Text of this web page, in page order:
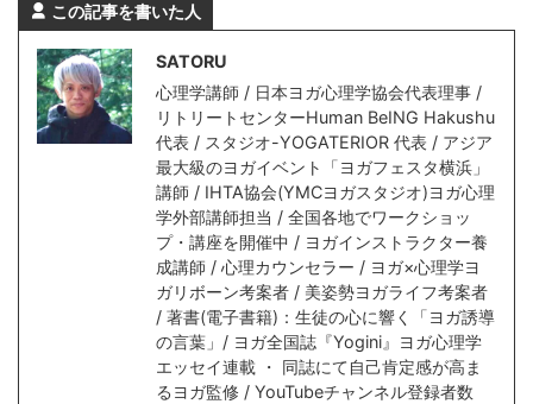
この記事を書いた人
SATORU
心理学講師 / 日本ヨガ心理学協会代表理事 /
リトリートセンターHuman BeING Hakushu
代表 / スタジオ-YOGATERIOR 代表 / アジア
最大級のヨガイベント「ヨガフェスタ横浜」
講師 / IHTA協会(YMCヨガスタジオ)ヨガ心理
学外部講師担当 / 全国各地でワークショッ
プ・講座を開催中 / ヨガインストラクター養
成講師 / 心理カウンセラー / ヨガ×心理学ヨ
ガリボーン考案者 / 美姿勢ヨガライフ考案者
/ 著書(電子書籍)：生徒の心に響く「ヨガ誘導
の言葉」/ ヨガ全国誌『Yogini』ヨガ心理学
エッセイ連載 ・ 同誌にて自己肯定感が高ま
るヨガ監修 / YouTubeチャンネル登録者数